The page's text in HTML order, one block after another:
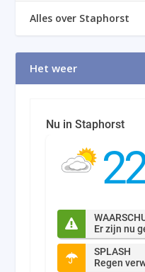
Alles over Staphorst
Het weer